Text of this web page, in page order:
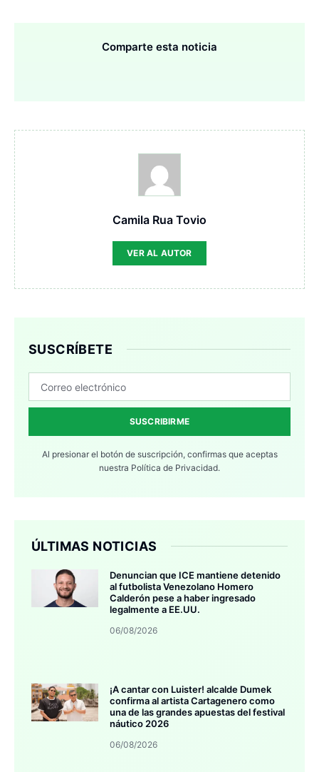
Comparte esta noticia
Camila Rua Tovio
VER AL AUTOR
SUSCRÍBETE
SUSCRIBIRME
Al presionar el botón de suscripción, confirmas que aceptas
nuestra Política de Privacidad.
ÚLTIMAS NOTICIAS
Denuncian que ICE mantiene detenido
al futbolista Venezolano Homero
Calderón pese a haber ingresado
legalmente a EE.UU.
06/08/2026
¡A cantar con Luister! alcalde Dumek
confirma al artista Cartagenero como
una de las grandes apuestas del festival
náutico 2026
06/08/2026